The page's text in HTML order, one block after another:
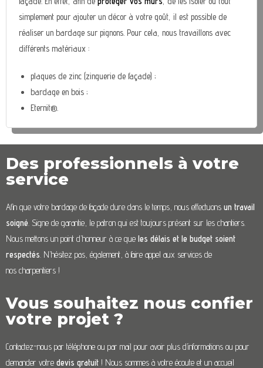
simplement pour ajouter un décor à votre goût, il est possible de
réaliser un bardage sur pignons. Pour cela, nous travaillons avec
différents matériaux :
plaques de zinc (zinguerie de façade) ;
bardage en bois ;
Eternit®.
Des professionnels à votre
service
Afin que votre bardage de façade dure dans le temps, nous effectuons un travail
soigné . Signe de garantie, le patron qui est toujours présent sur les chantiers.
Nous mettons un point d’honneur à ce que les délais et le budget soient
respectés . N’hésitez pas, également, à faire appel aux services de
nos charpentiers !
Vous souhaitez nous confier
votre projet ?
Contactez-nous par téléphone ou par mail pour avoir plus d’informations ou pour
demander votre devis gratuit ! Nous sommes à votre écoute et un accueil